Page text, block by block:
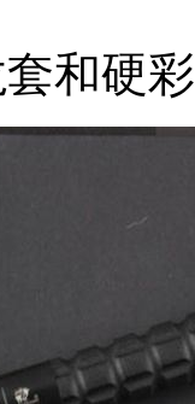
和硬